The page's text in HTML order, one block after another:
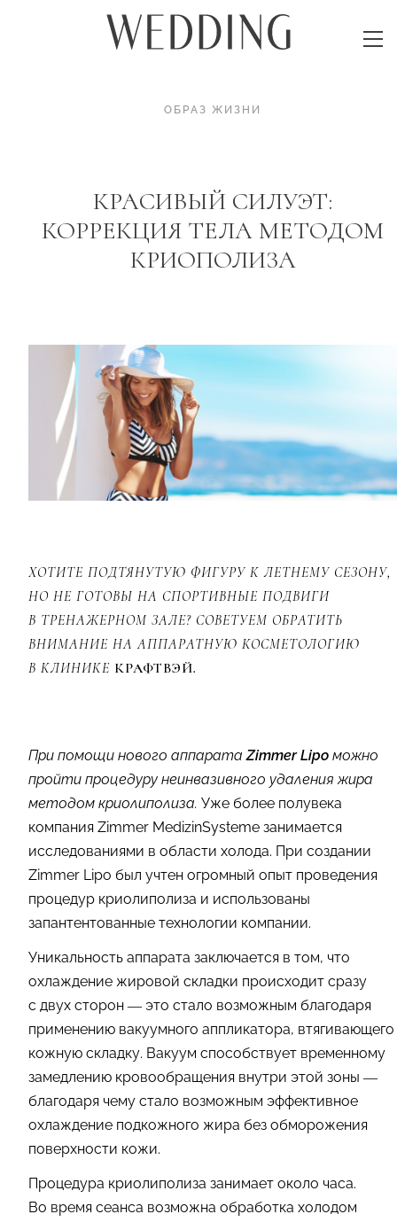
ОБРАЗ ЖИЗНИ
КРАСИВЫЙ СИЛУЭТ:
КОРРЕКЦИЯ ТЕЛА МЕТОДОМ
КРИОПОЛИЗА
ХОТИТЕ ПОДТЯНУТУЮ ФИГУРУ К ЛЕТНЕМУ СЕЗОНУ,
НО НЕ ГОТОВЫ НА СПОРТИВНЫЕ ПОДВИГИ
В ТРЕНАЖЕРНОМ ЗАЛЕ? СОВЕТУЕМ ОБРАТИТЬ
ВНИМАНИЕ НА АППАРАТНУЮ КОСМЕТОЛОГИЮ
В КЛИНИКЕ КРАФТВЭЙ.
При помощи нового аппаратаZimmer Lipo можно
пройти процедуру неинвазивного удаления жира
методом криолиполиза. Уже более полувека
компания Zimmer MedizinSysteme занимается
исследованиями в области холода. При создании
Zimmer Lipo был учтен огромный опыт проведения
процедур криолиполиза и использованы
запантентованные технологии компании.
Уникальность аппарата заключается в том, что
охлаждение жировой складки происходит сразу
с двух сторон — это стало возможным благодаря
применению вакуумного аппликатора, втягивающего
кожную складку. Вакуум способствует временному
замедлению кровообращения внутри этой зоны —
благодаря чему стало возможным эффективное
охлаждение подкожного жира без обморожения
поверхности кожи.
Процедура криолиполиза занимает около часа.
Во время сеанса возможна обработка холодом